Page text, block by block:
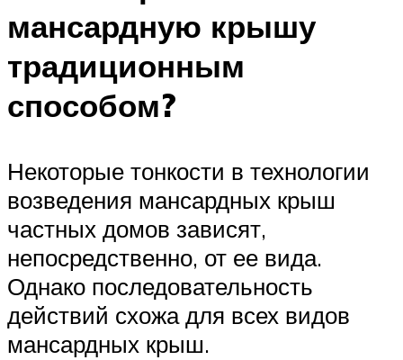
мансардную крышу
традиционным
способом?
Некоторые тонкости в технологии
возведения мансардных крыш
частных домов зависят,
непосредственно, от ее вида.
Однако последовательность
действий схожа для всех видов
мансардных крыш.